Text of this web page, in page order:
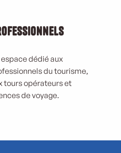
espace dédié aux
du tourisme,
tours opérateurs et
de voyage.